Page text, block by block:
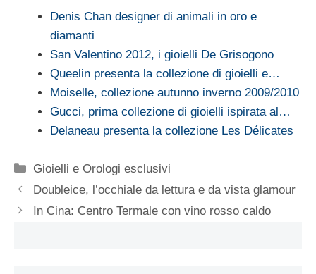
Denis Chan designer di animali in oro e
diamanti
San Valentino 2012, i gioielli De Grisogono
Queelin presenta la collezione di gioielli e…
Moiselle, collezione autunno inverno 2009/2010
Gucci, prima collezione di gioielli ispirata al…
Delaneau presenta la collezione Les Délicates
Categorie
Gioielli e Orologi esclusivi
Doubleice, l’occhiale da lettura e da vista glamour
In Cina: Centro Termale con vino rosso caldo